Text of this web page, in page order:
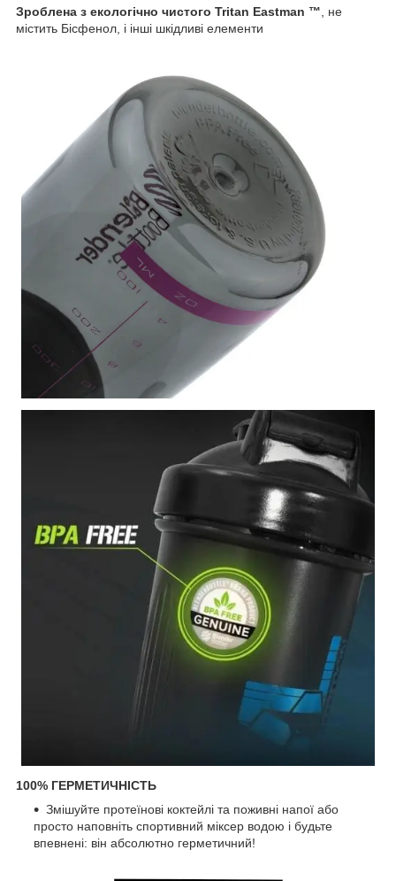
Зроблена з екологічно чистого Tritan Eastman ™, не
містить Бісфенол, і інші шкідливі елементи
100% ГЕРМЕТИЧНІСТЬ
Змішуйте протеїнові коктейлі та поживні напої або
просто наповніть спортивний міксер водою і будьте
впевнені: він абсолютно герметичний!